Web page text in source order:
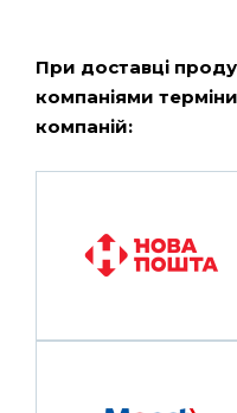
При доставці
компаніями
компаній: